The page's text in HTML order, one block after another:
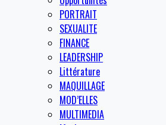
PORTRAIT
SEXUALITE
FINANCE
LEADERSHIP
Littérature
MAQUILLAGE
MOD’ELLES
MULTIMEDIA